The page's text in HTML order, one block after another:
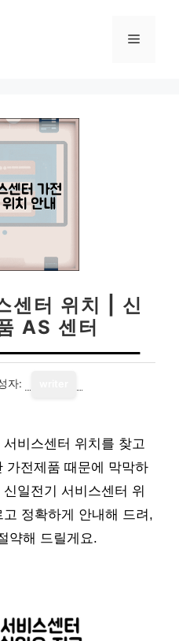
메
센터 위치 | 신
AS 센터
자:
비스센터 위치를 찾고
가전제품 때문에 막막하
일전기 서비스센터 위
정확하게 안내해 드려,
약해 드릴게요.